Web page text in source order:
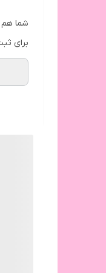
شما هم
برای